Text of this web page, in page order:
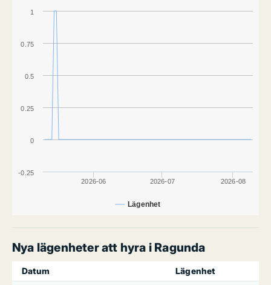
Lägenhet
2026-06 2026-07 2026-08
0
1
-0.25
0.25
0.5
0.75
Nya lägenheter att hyra i Ragunda
Datum
Lägenhet